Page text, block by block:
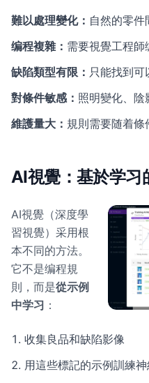
難以處理變化： 自然的零
编程複雜： 需要視覺工程
缺陷類型有限： 只能找到可
對條件敏感： 照明變化、陰
維護量大： 規則需要随着
AI視覺：基於学习
AI視覺（深度學
習視覺）采用根
本不同的方法。
它不是编程規
則，而是從示例
中学习 ：
收集良品和缺陷影像
用這些標記的示例訓練